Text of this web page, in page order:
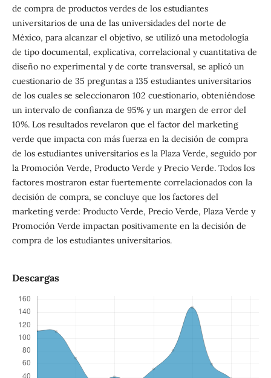
de compra de productos verdes de los estudiantes
universitarios de una de las universidades del norte de
México, para alcanzar el objetivo, se utilizó una metodología
de tipo documental, explicativa, correlacional y cuantitativa de
diseño no experimental y de corte transversal, se aplicó un
cuestionario de 35 preguntas a 135 estudiantes universitarios
de los cuales se seleccionaron 102 cuestionario, obteniéndose
un intervalo de confianza de 95% y un margen de error del
10%. Los resultados revelaron que el factor del marketing
verde que impacta con más fuerza en la decisión de compra
de los estudiantes universitarios es la Plaza Verde, seguido por
la Promoción Verde, Producto Verde y Precio Verde. Todos los
factores mostraron estar fuertemente correlacionados con la
decisión de compra, se concluye que los factores del
marketing verde: Producto Verde, Precio Verde, Plaza Verde y
Promoción Verde impactan positivamente en la decisión de
compra de los estudiantes universitarios.
Descargas